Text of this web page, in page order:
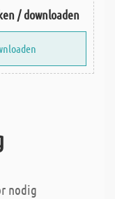
/ downloaden
nodig